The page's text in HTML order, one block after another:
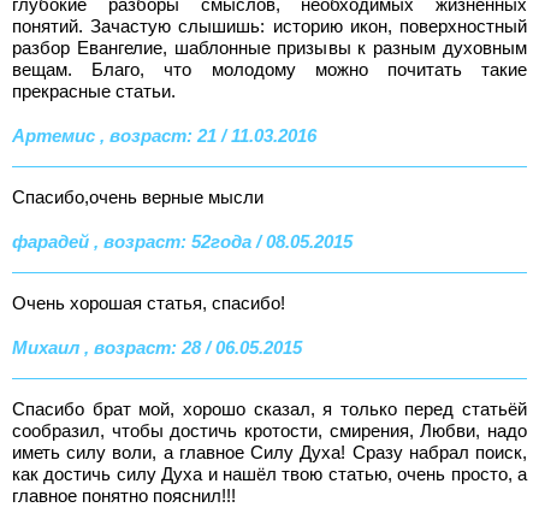
понятий. Зачастую слышишь: историю икон, поверхностный
разбор Евангелие, шаблонные призывы к разным духовным
вещам. Благо, что молодому можно почитать такие
прекрасные статьи.
Артемис , возраст: 21 / 11.03.2016
Спасибо,очень верные мысли
фарадей , возраст: 52года / 08.05.2015
Очень хорошая статья, спасибо!
Михаил , возраст: 28 / 06.05.2015
Спасибо брат мой, хорошо сказал, я только перед статьёй
сообразил, чтобы достичь кротости, смирения, Любви, надо
иметь силу воли, а главное Силу Духа! Сразу набрал поиск,
как достичь силу Духа и нашёл твою статью, очень просто, а
главное понятно пояснил!!!